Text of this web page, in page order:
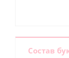
Состав